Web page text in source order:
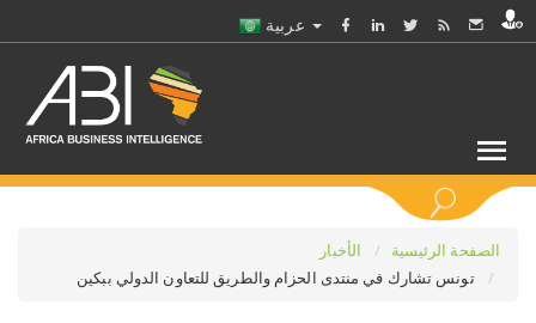
الصفحة الرئيسية
الأخبار
تونس تشارك في منتدى الحزام والطريق للتعاون الدولي ببكين